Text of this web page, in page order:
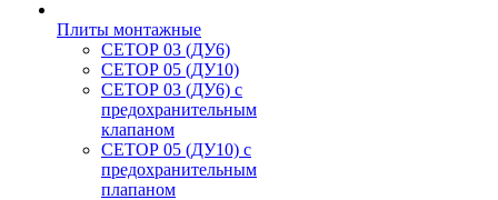
Плиты монтажные
CЕТОР 03 (ДУ6)
CЕТОР 05 (ДУ10)
CЕТОР 03 (ДУ6) с
предохранительным
клапаном
CЕТОР 05 (ДУ10) с
предохранительным
плапаном